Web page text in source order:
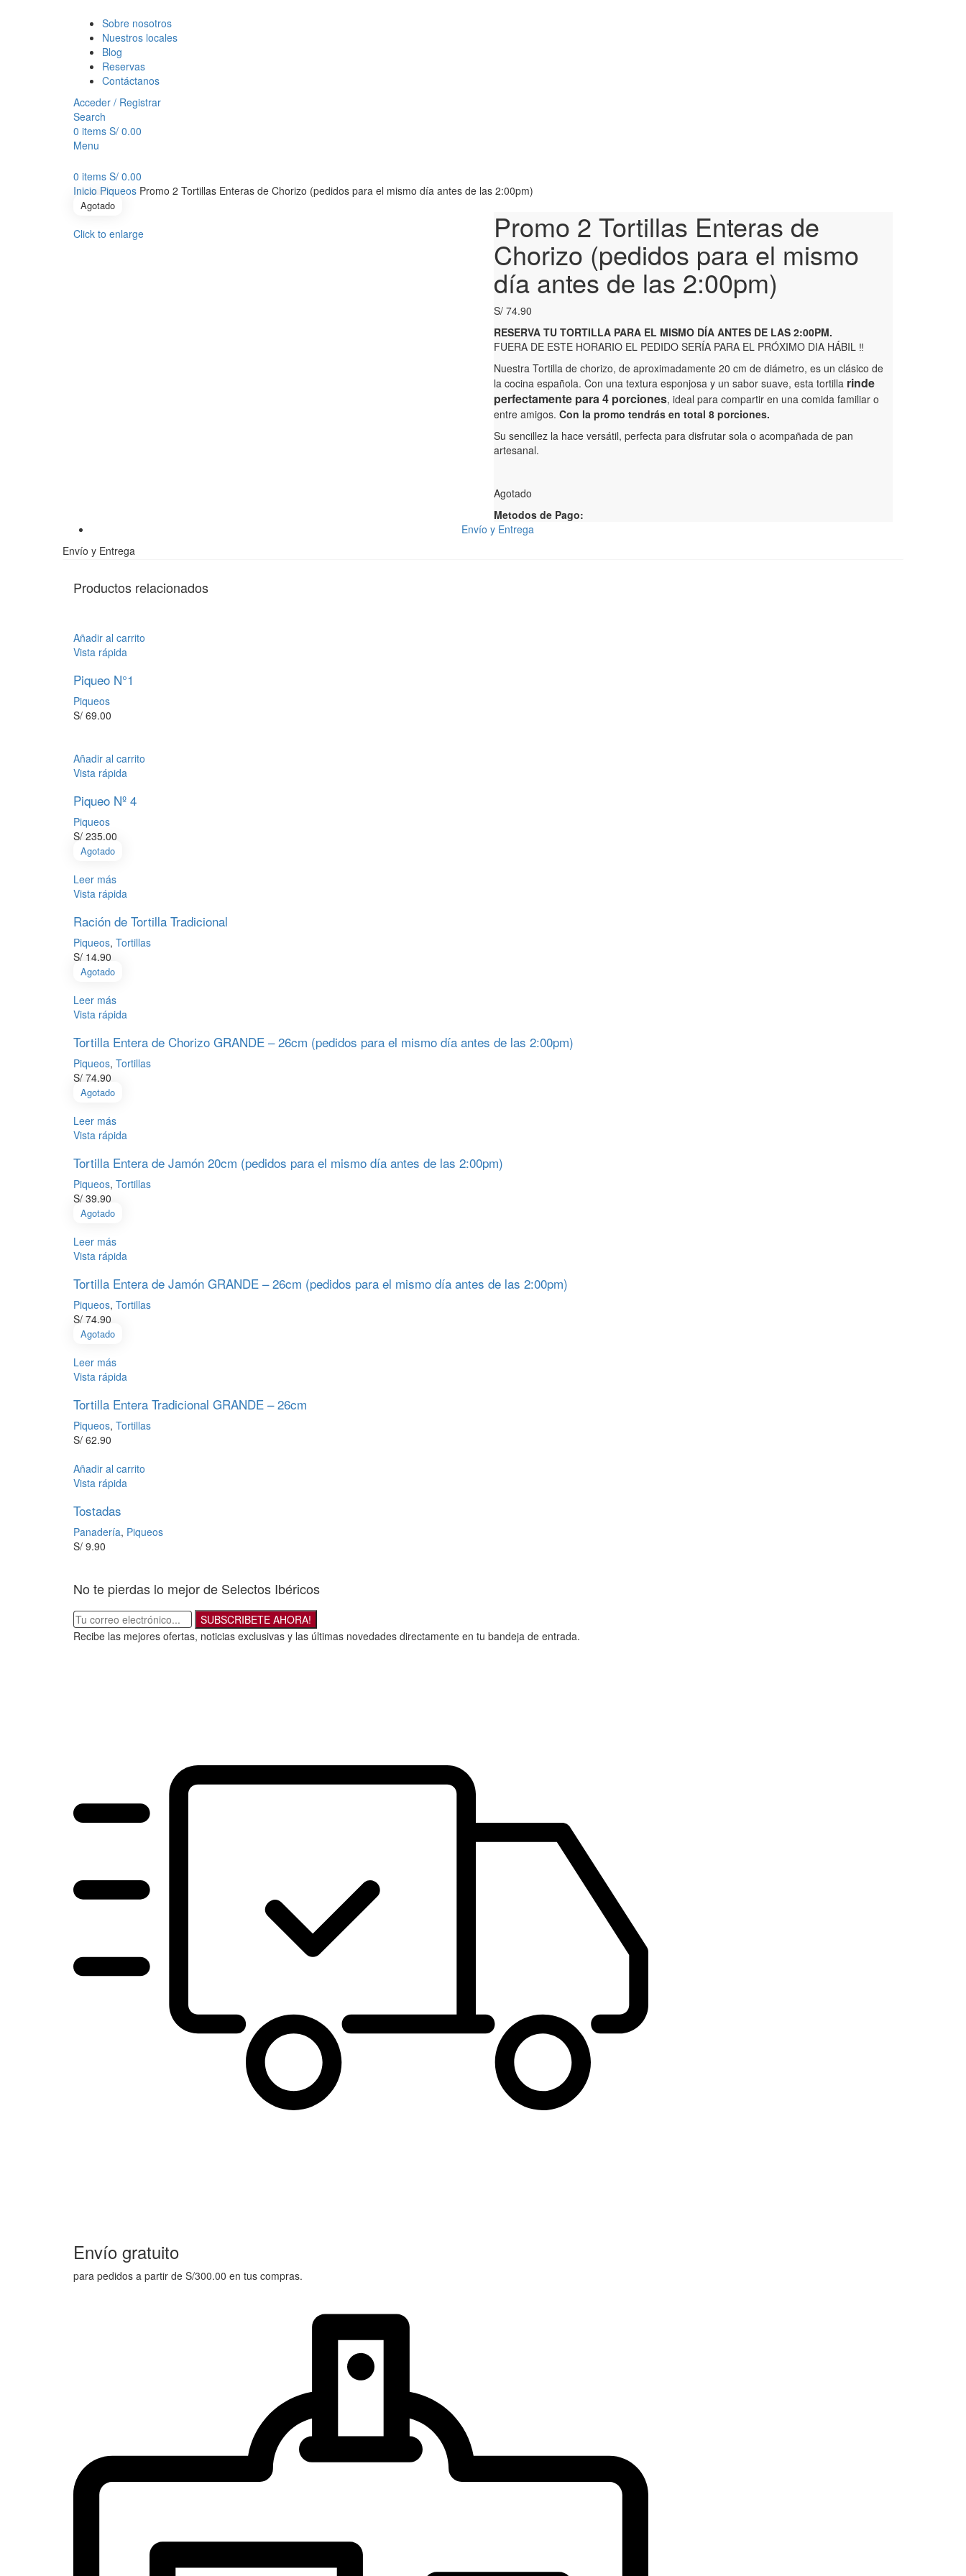
Sobre nosotros
Nuestros locales
Blog
Reservas
Contáctanos
Acceder / Registrar
Search
0 items S/ 0.00
Menu
0 items S/ 0.00
Inicio Piqueos Promo 2 Tortillas Enteras de Chorizo (pedidos para el mismo día antes de las 2:00pm)
Agotado
Click to enlarge Promo 2 Tortillas Enteras de
Chorizo (pedidos para el mismo
día antes de las 2:00pm)
S/ 74.90
RESERVA TU TORTILLA PARA EL MISMO DÍA ANTES DE LAS 2:00PM.
FUERA DE ESTE HORARIO EL PEDIDO SERÍA PARA EL PRÓXIMO DIA HÁBIL ‼️
Nuestra Tortilla de chorizo, de aproximadamente 20 cm de diámetro, es un clásico de
la cocina española. Con una textura esponjosa y un sabor suave, esta tortilla rinde
perfectamente para 4 porciones, ideal para compartir en una comida familiar o
entre amigos. Con la promo tendrás en total 8 porciones.
Su sencillez la hace versátil, perfecta para disfrutar sola o acompañada de pan
artesanal.
Agotado
Metodos de Pago:
Envío y Entrega
Envío y Entrega
Productos relacionados
Añadir al carrito
Vista rápida
Piqueo N°1
Piqueos
S/ 69.00
Añadir al carrito
Vista rápida
Piqueo Nº 4
Piqueos
S/ 235.00
Agotado
Leer más
Vista rápida
Ración de Tortilla Tradicional
Piqueos, Tortillas
S/ 14.90
Agotado
Leer más
Vista rápida
Tortilla Entera de Chorizo GRANDE – 26cm (pedidos para el mismo día antes de las 2:00pm)
Piqueos, Tortillas
S/ 74.90
Agotado
Leer más
Vista rápida
Tortilla Entera de Jamón 20cm (pedidos para el mismo día antes de las 2:00pm)
Piqueos, Tortillas
S/ 39.90
Agotado
Leer más
Vista rápida
Tortilla Entera de Jamón GRANDE – 26cm (pedidos para el mismo día antes de las 2:00pm)
Piqueos, Tortillas
S/ 74.90
Agotado
Leer más
Vista rápida
Tortilla Entera Tradicional GRANDE – 26cm
Piqueos, Tortillas
S/ 62.90
Añadir al carrito
Vista rápida
Tostadas
Panadería, Piqueos
S/ 9.90
No te pierdas lo mejor de Selectos Ibéricos
SUBSCRIBETE AHORA!
Recibe las mejores ofertas, noticias exclusivas y las últimas novedades directamente en tu bandeja de entrada.
Envío gratuito
para pedidos a partir de S/300.00 en tus compras.